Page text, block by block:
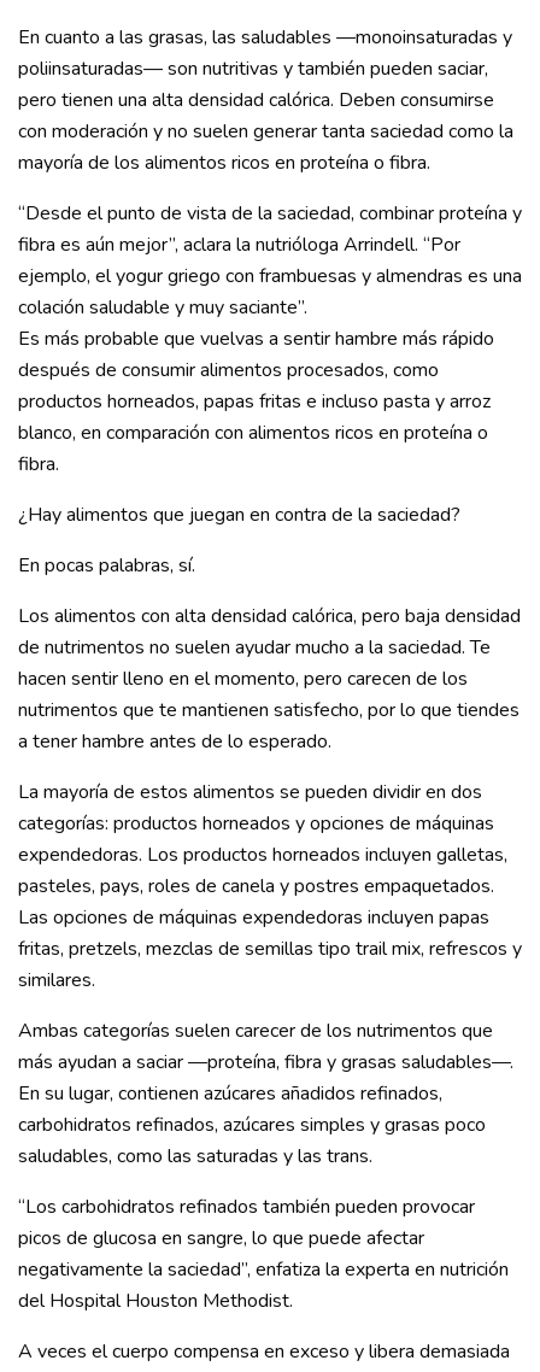
En cuanto a las grasas, las saludables —monoinsaturadas y
poliinsaturadas— son nutritivas y también pueden saciar,
pero tienen una alta densidad calórica. Deben consumirse
con moderación y no suelen generar tanta saciedad como la
mayoría de los alimentos ricos en proteína o fibra.
“Desde el punto de vista de la saciedad, combinar proteína y
fibra es aún mejor”, aclara la nutrióloga Arrindell. “Por
ejemplo, el yogur griego con frambuesas y almendras es una
colación saludable y muy saciante”.
Es más probable que vuelvas a sentir hambre más rápido
después de consumir alimentos procesados, como
productos horneados, papas fritas e incluso pasta y arroz
blanco, en comparación con alimentos ricos en proteína o
fibra.
¿Hay alimentos que juegan en contra de la saciedad?
En pocas palabras, sí.
Los alimentos con alta densidad calórica, pero baja densidad
de nutrimentos no suelen ayudar mucho a la saciedad. Te
hacen sentir lleno en el momento, pero carecen de los
nutrimentos que te mantienen satisfecho, por lo que tiendes
a tener hambre antes de lo esperado.
La mayoría de estos alimentos se pueden dividir en dos
categorías: productos horneados y opciones de máquinas
expendedoras. Los productos horneados incluyen galletas,
pasteles, pays, roles de canela y postres empaquetados.
Las opciones de máquinas expendedoras incluyen papas
fritas, pretzels, mezclas de semillas tipo trail mix, refrescos y
similares.
Ambas categorías suelen carecer de los nutrimentos que
más ayudan a saciar —proteína, fibra y grasas saludables—.
En su lugar, contienen azúcares añadidos refinados,
carbohidratos refinados, azúcares simples y grasas poco
saludables, como las saturadas y las trans.
“Los carbohidratos refinados también pueden provocar
picos de glucosa en sangre, lo que puede afectar
negativamente la saciedad”, enfatiza la experta en nutrición
del Hospital Houston Methodist.
A veces el cuerpo compensa en exceso y libera demasiada